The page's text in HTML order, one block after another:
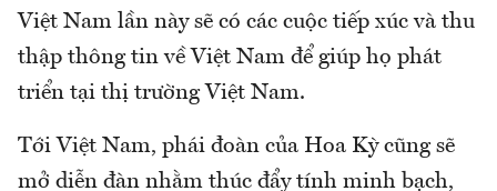
Việt Nam lần này sẽ có các cuộc tiếp xúc và thu
thập thông tin về Việt Nam để giúp họ phát
triển tại thị trường Việt Nam.
Tới Việt Nam, phái đoàn của Hoa Kỳ cũng sẽ
mở diễn đàn nhằm thúc đẩy tính minh bạch,